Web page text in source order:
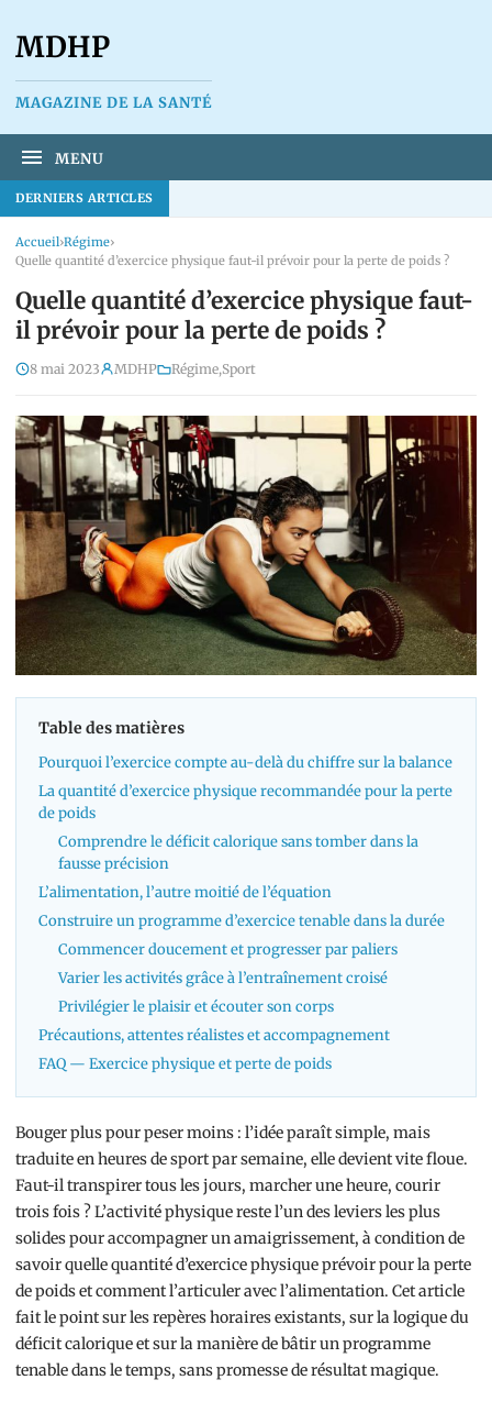
MDHP
MAGAZINE DE LA SANTÉ
MENU
DERNIERS ARTICLES
Accueil›Régime›
Quelle quantité d’exercice physique faut-il prévoir pour la perte de poids ?
Quelle quantité d’exercice physique faut-
il prévoir pour la perte de poids ?
8 mai 2023 MDHP Régime,Sport
Table des matières
Pourquoi l’exercice compte au-delà du chiffre sur la balance
La quantité d’exercice physique recommandée pour la perte
de poids
Comprendre le déficit calorique sans tomber dans la
fausse précision
L’alimentation, l’autre moitié de l’équation
Construire un programme d’exercice tenable dans la durée
Commencer doucement et progresser par paliers
Varier les activités grâce à l’entraînement croisé
Privilégier le plaisir et écouter son corps
Précautions, attentes réalistes et accompagnement
FAQ — Exercice physique et perte de poids
Bouger plus pour peser moins : l’idée paraît simple, mais
traduite en heures de sport par semaine, elle devient vite floue.
Faut-il transpirer tous les jours, marcher une heure, courir
trois fois ? L’activité physique reste l’un des leviers les plus
solides pour accompagner un amaigrissement, à condition de
savoir quelle quantité d’exercice physique prévoir pour la perte
de poids et comment l’articuler avec l’alimentation. Cet article
fait le point sur les repères horaires existants, sur la logique du
déficit calorique et sur la manière de bâtir un programme
tenable dans le temps, sans promesse de résultat magique.